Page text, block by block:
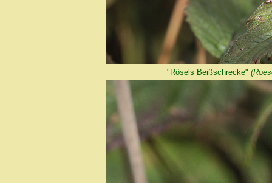
"Rösels Beißschrecke"